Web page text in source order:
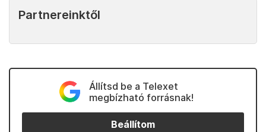
Partnereinktől
Állítsd be a Telexet
megbízható forrásnak!
Beállítom